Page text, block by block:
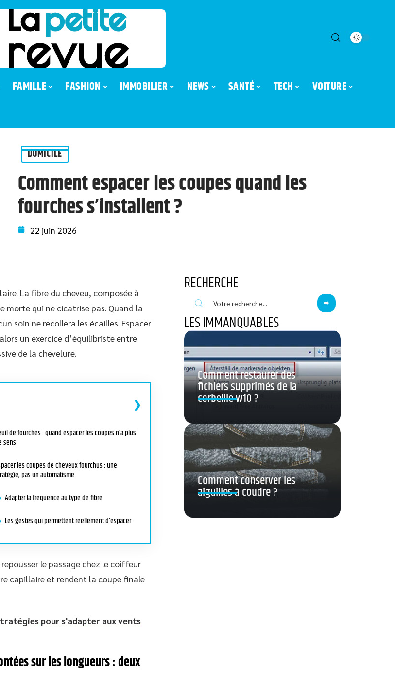
FAMILLE FASHION IMMOBILIER NEWS SANTÉ TECH VOITURE
DOMICILE
Comment espacer les coupes quand les
fourches s’installent ?
22 juin 2026
La fibre du cheveu, composée à
morte qui ne cicatrise pas. Quand la
soin ne recollera les écailles. Espacer
un exercice d’équilibriste entre
de la chevelure.
de fourches : quand espacer les coupes n’a plus
sens
les coupes de cheveux fourchus : une
pas un automatisme
Adapter la fréquence au type de fibre
Les gestes qui permettent réellement d’espacer
le passage chez le coiffeur
capillaire et rendent la coupe finale
pour s'adapter aux vents
sur les longueurs : deux
RECHERCHE
LES IMMANQUABLES
Comment restaurer des
fichiers supprimés de la
corbeille w10 ?
Comment conserver les
aiguilles à coudre ?